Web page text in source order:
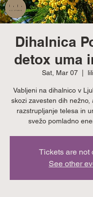
Dihalnica
detox uma
Sat, Mar 07
Vabljeni na dihalnico v
skozi zavesten dih nežno,
razstrupljanje telesa in
svežo pomladno
Tickets are not
See other